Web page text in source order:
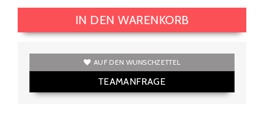
IN DEN WARENKORB
AUF DEN WUNSCHZETTEL
TEAMANFRAGE